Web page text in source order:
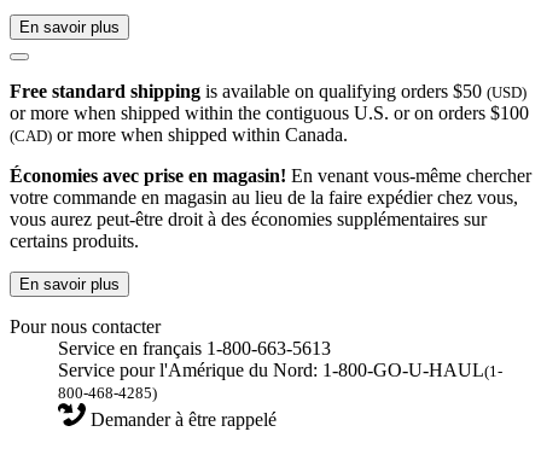
En savoir plus
Free standard shipping is available on qualifying orders $50 (USD)
or more when shipped within the contiguous U.S. or on orders $100
(CAD) or more when shipped within Canada.
Économies avec prise en magasin! En venant vous-même chercher
votre commande en magasin au lieu de la faire expédier chez vous,
vous aurez peut-être droit à des économies supplémentaires sur
certains produits.
En savoir plus
Pour nous contacter
Service en français 1-800-663-5613
Service pour l'Amérique du Nord: 1-800-GO-U-HAUL(1-
800-468-4285)
Demander à être rappelé